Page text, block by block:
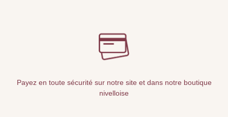
Payez en toute sécurité sur notre site et dans notre boutique
nivelloise